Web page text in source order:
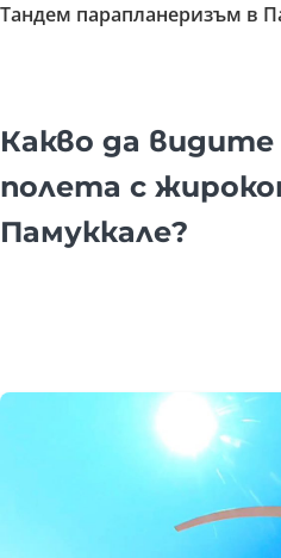
Тандем парапланеризъм в
Какво да
полета с
Памуккале?